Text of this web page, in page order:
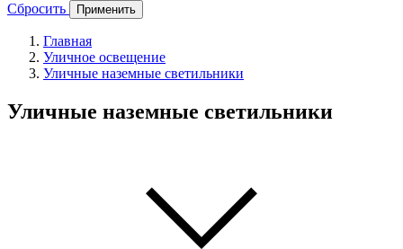
Сбросить
Применить
Главная
Уличное освещение
Уличные наземные светильники
Уличные наземные светильники